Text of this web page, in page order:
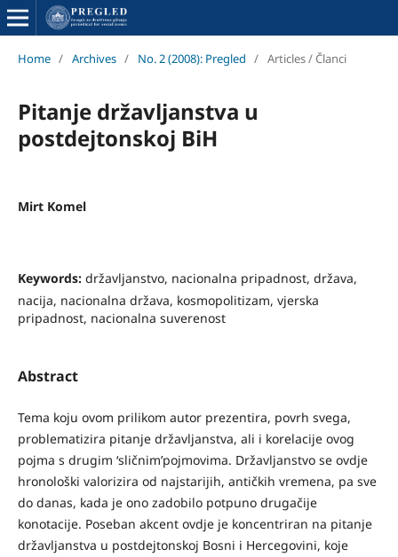
Home / Archives / No. 2 (2008): Pregled / Articles / Članci
Pitanje državljanstva u
postdejtonskoj BiH
Mirt Komel
Keywords: državljanstvo, nacionalna pripadnost, država,
nacija, nacionalna država, kosmopolitizam, vjerska
pripadnost, nacionalna suverenost
Abstract
Tema koju ovom prilikom autor prezentira, povrh svega,
problematizira pitanje državljanstva, ali i korelacije ovog
pojma s drugim ‘sličnim’pojmovima. Državljanstvo se ovdje
hronološki valorizira od najstarijih, antičkih vremena, pa sve
do danas, kada je ono zadobilo potpuno drugačije
konotacije. Poseban akcent ovdje je koncentriran na pitanje
državljanstva u postdejtonskoj Bosni i Hercegovini, koje